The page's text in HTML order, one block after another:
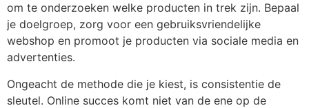
om te onderzoeken welke producten in trek zijn. Bepaal
je doelgroep, zorg voor een gebruiksvriendelijke
webshop en promoot je producten via sociale media en
advertenties.
Ongeacht de methode die je kiest, is consistentie de
sleutel. Online succes komt niet van de ene op de